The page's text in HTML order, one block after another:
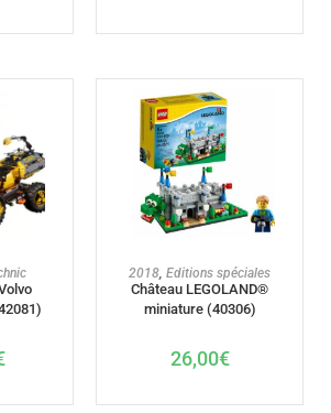
AJOUTER AU PANIER
2018, Editions spéciales
Château LEGOLAND®
miniature (40306)
26,00€